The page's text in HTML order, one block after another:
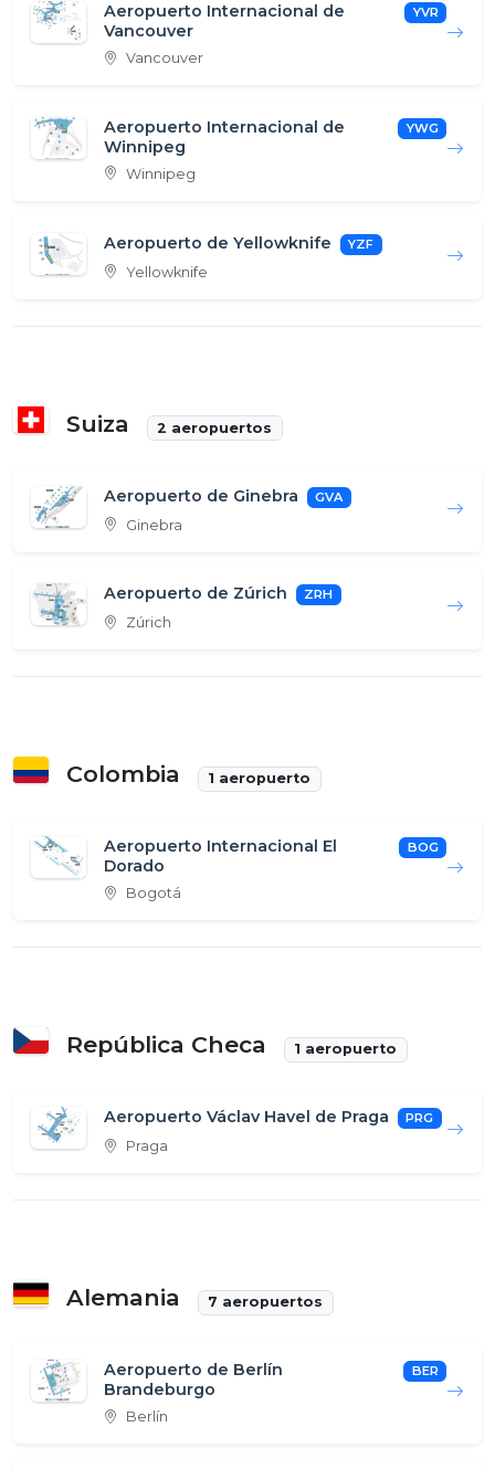
Aeropuerto Internacional de
Vancouver
YVR
Vancouver
Aeropuerto Internacional de
Winnipeg
YWG
Winnipeg
Aeropuerto de Yellowknife YZF
Yellowknife
Suiza 2 aeropuertos
Aeropuerto de Ginebra GVA
Ginebra
Aeropuerto de Zúrich ZRH
Zúrich
Colombia 1 aeropuerto
Aeropuerto Internacional El
Dorado
BOG
Bogotá
República Checa 1 aeropuerto
Aeropuerto Václav Havel de Praga PRG
Praga
Alemania 7 aeropuertos
Aeropuerto de Berlín
Brandeburgo
BER
Berlín